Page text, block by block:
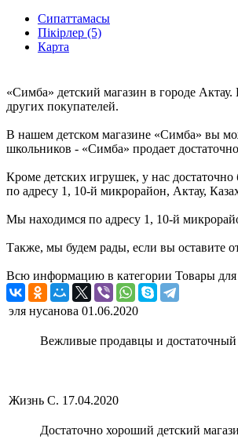
Сипаттамасы
Пікірлер (5)
Карта
«Симба» детский магазин в городе
других покупателей.
В нашем детском магазине «Симба» вы
школьников - «Симба» продает
Кроме детских игрушек, у нас
по адресу 1, 10-й микрорайон, Актау,
Мы находимся по адресу 1, 10-й
Также, мы будем рады, если вы оставите
Всю информацию в категории Товары для
эля нусанова 01.06.2020
Вежливые продавцы и
Жизнь С. 17.04.2020
Достаточно хороший детский